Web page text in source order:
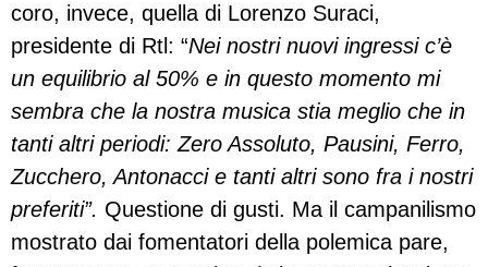
coro, invece, quella di Lorenzo Suraci,
presidente di Rtl: “Nei nostri nuovi ingressi c’è
un equilibrio al 50% e in questo momento mi
sembra che la nostra musica stia meglio che in
tanti altri periodi: Zero Assoluto, Pausini, Ferro,
Zucchero, Antonacci e tanti altri sono fra i nostri
preferiti”. Questione di gusti. Ma il campanilismo
mostrato dai fomentatori della polemica pare,